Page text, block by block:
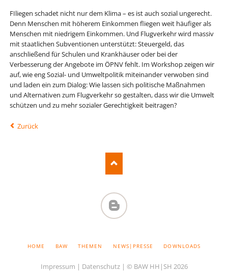
FIliegen schadet nicht nur dem Klima – es ist auch sozial ungerecht.
Denn Menschen mit höherem Einkommen fliegen weit häufiger als
Menschen mit niedrigem Einkommen. Und Flugverkehr wird massiv
mit staatlichen Subventionen unterstützt: Steuergeld, das
anschließend für Schulen und Krankhäuser oder bei der
Verbesserung der Angebote im ÖPNV fehlt. Im Workshop zeigen wir
auf, wie eng Sozial- und Umweltpolitik miteinander verwoben sind
und laden ein zum Dialog: Wie lassen sich politische Maßnahmen
und Alternativen zum Flugverkehr so gestalten, dass wir die Umwelt
schützen und zu mehr sozialer Gerechtigkeit beitragen?
Zurück
HOME BAW THEMEN NEWS|PRESSE DOWNLOADS
Impressum | Datenschutz| © BAW HH|SH 2026